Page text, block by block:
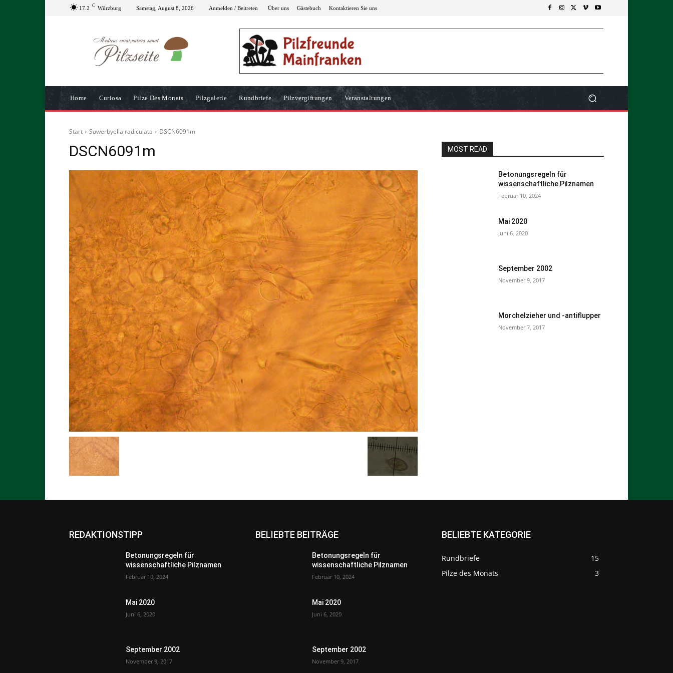
17.2 C Würzburg Samstag, August 8, 2026 Anmelden / Beitreten Über uns Gästebuch Kontaktieren Sie uns
Home Curiosa Pilze Des Monats Pilzgalerie Rundbriefe Pilzvergiftungen Veranstaltungen
Start Sowerbyella radiculata DSCN6091m
DSCN6091m MOST READ
Betonungsregeln für
wissenschaftliche Pilznamen
Februar 10, 2024
Mai 2020
Juni 6, 2020
September 2002
November 9, 2017
Morchelzieher und -antiflupper
November 7, 2017
REDAKTIONSTIPP
Betonungsregeln für
wissenschaftliche Pilznamen
Februar 10, 2024
Mai 2020
Juni 6, 2020
September 2002
November 9, 2017
BELIEBTE BEITRÄGE
Betonungsregeln für
wissenschaftliche Pilznamen
Februar 10, 2024
Mai 2020
Juni 6, 2020
September 2002
November 9, 2017
BELIEBTE KATEGORIE
Rundbriefe
15
Pilze des Monats
3